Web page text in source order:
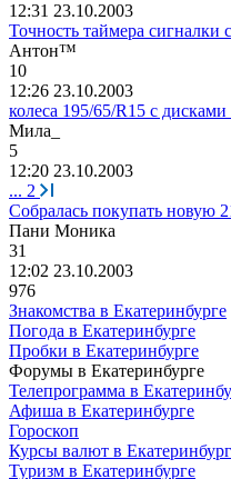
12:31 23.10.2003
Точность таймера сигналки
Антон™
10
12:26 23.10.2003
колеса 195/65/R15 с дисками
Мила
5
12:20 23.10.2003
... 2
Собралась покупать новую
Пани Моника
31
12:02 23.10.2003
976
Знакомства в Екатеринбурге
Погода в Екатеринбурге
Пробки в Екатеринбурге
Форумы в Екатеринбурге
Телепрограмма в
Афиша в Екатеринбурге
Гороскоп
Курсы валют в
Туризм в Екатеринбурге